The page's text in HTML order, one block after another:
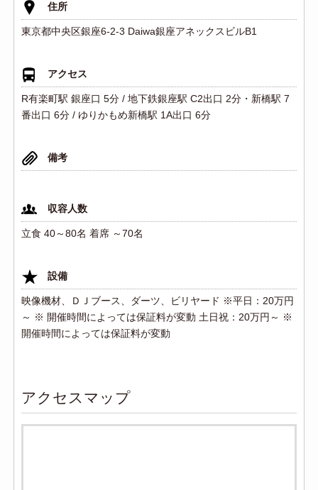
住所
東京都中央区銀座6-2-3 Daiwa銀座アネックスビルB1
アクセス
R有楽町駅 銀座口 5分 / 地下鉄銀座駅 C2出口 2分・新橋駅 7
番出口 6分 / ゆりかもめ新橋駅 1A出口 6分
備考
収容人数
立食 40～80名 着席 ～70名
設備
映像機材、ＤＪブース、ダーツ、ビリヤード ※平日：20万円
～ ※ 開催時間によっては保証料が変動 土日祝：20万円～ ※
開催時間によっては保証料が変動
アクセスマップ